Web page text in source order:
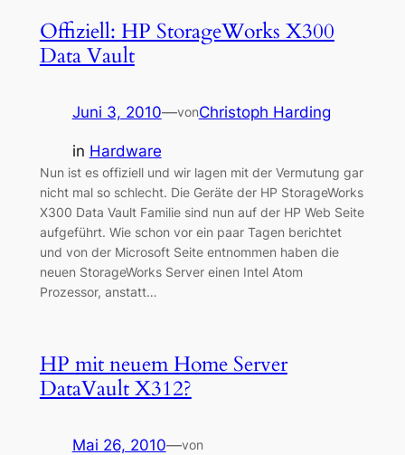
Offiziell: HP StorageWorks X300
Data Vault
Juni 3, 2010—vonChristoph Harding
in Hardware
Nun ist es offiziell und wir lagen mit der Vermutung gar
nicht mal so schlecht. Die Geräte der HP StorageWorks
X300 Data Vault Familie sind nun auf der HP Web Seite
aufgeführt. Wie schon vor ein paar Tagen berichtet
und von der Microsoft Seite entnommen haben die
neuen StorageWorks Server einen Intel Atom
Prozessor, anstatt…
HP mit neuem Home Server
DataVault X312?
Mai 26, 2010—von